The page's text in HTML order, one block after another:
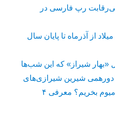
رپ فارسی در
از آذرماه تا پایان سال
«بهار شیراز» که این شب‌ها
شیرین شیرازی‌های
از کجا اکانت اسپاتیفای پرمیوم بخریم؟ معرفی ۴